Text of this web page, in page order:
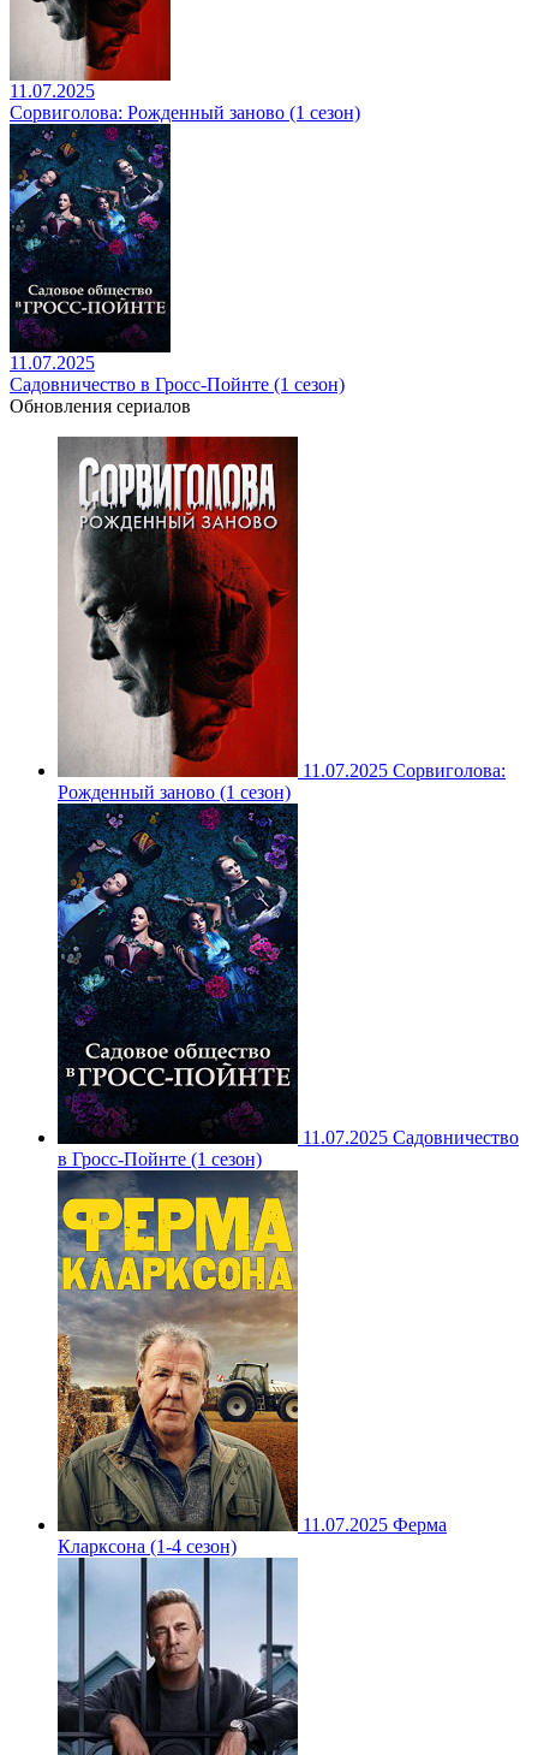
11.07.2025
Сорвиголова: Рожденный заново (1 сезон)
11.07.2025
Садовничество в Гросс-Пойнте (1 сезон)
Обновления сериалов
11.07.2025 Сорвиголова:
Рожденный заново (1 сезон)
11.07.2025 Садовничество
в Гросс-Пойнте (1 сезон)
11.07.2025 Ферма
Кларксона (1-4 сезон)